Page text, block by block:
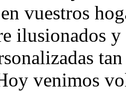
vuestros
ilusionados
venimos